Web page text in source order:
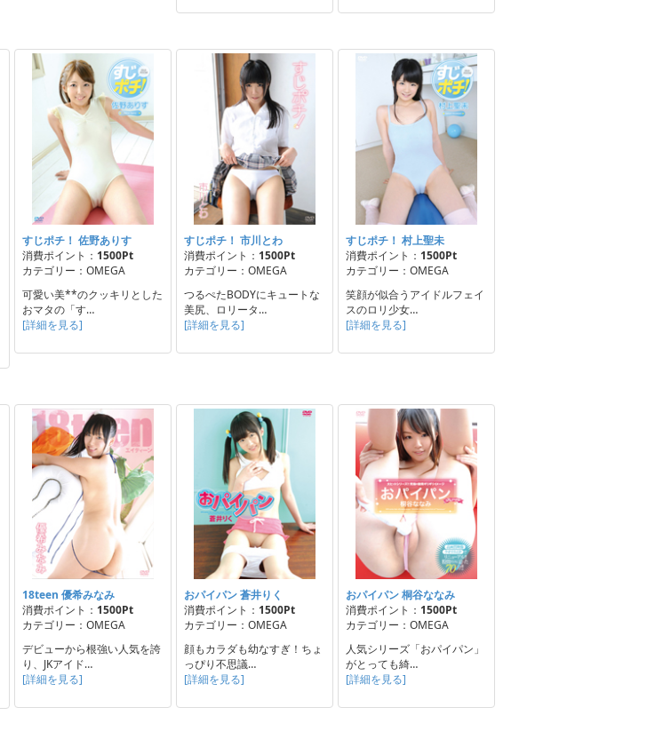
すじポチ！ 佐野ありす
消費ポイント： 1500Pt
カテゴリー：OMEGA
可愛い美**のクッキリとした
おマタの「す…
[詳細を見る]
すじポチ！ 市川とわ
消費ポイント： 1500Pt
カテゴリー：OMEGA
つるぺたBODYにキュートな
美尻、ロリータ…
[詳細を見る]
すじポチ！ 村上聖未
消費ポイント： 1500Pt
カテゴリー：OMEGA
笑顔が似合うアイドルフェイ
スのロリ少女…
[詳細を見る]
18teen 優希みなみ
消費ポイント： 1500Pt
カテゴリー：OMEGA
デビューから根強い人気を誇
り、JKアイド…
[詳細を見る]
おパイパン 蒼井りく
消費ポイント： 1500Pt
カテゴリー：OMEGA
顔もカラダも幼なすぎ！ちょ
っぴり不思議…
[詳細を見る]
おパイパン 桐谷ななみ
消費ポイント： 1500Pt
カテゴリー：OMEGA
人気シリーズ「おパイパン」
がとっても綺…
[詳細を見る]